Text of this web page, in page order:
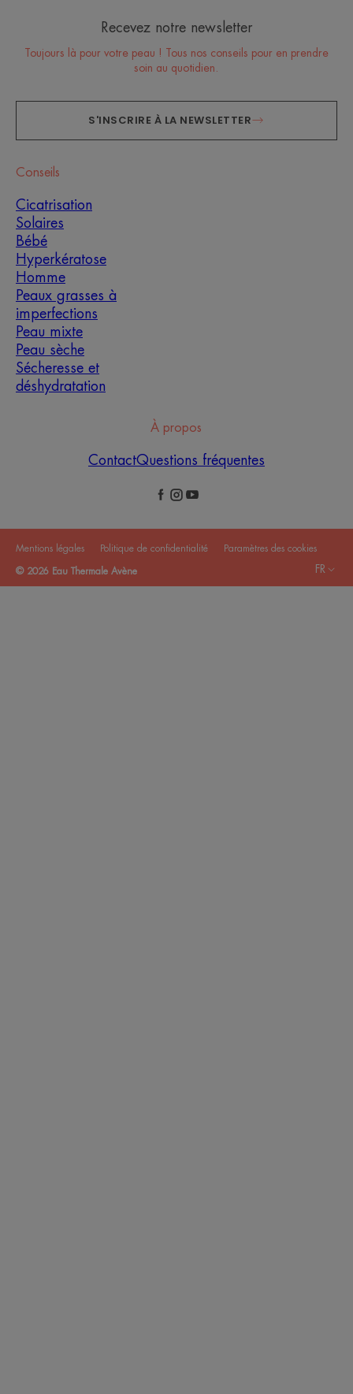
Recevez notre newsletter
Toujours là pour votre peau ! Tous nos conseils pour en prendre
soin au quotidien.
S'INSCRIRE À LA NEWSLETTER
Conseils
Cicatrisation
Solaires
Bébé
Hyperkératose
Homme
Peaux grasses à
imperfections
Peau mixte
Peau sèche
Sécheresse et
déshydratation
À propos
ContactQuestions fréquentes
Mentions légales Politique de confidentialité Paramètres des cookies
© 2026 Eau Thermale Avène FR